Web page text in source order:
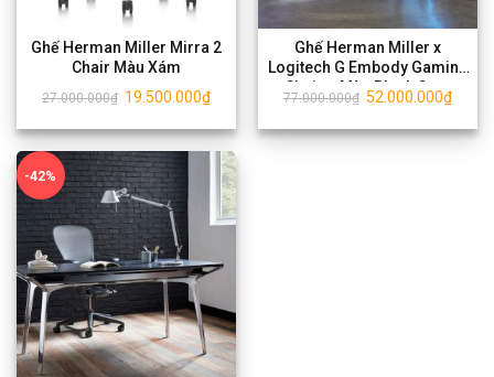
Ghế Herman Miller Mirra 2
Chair Màu Xám
27.000.000₫ 19.500.000₫
Ghế Herman Miller x
Logitech G Embody Gaming
Chair – Màu Black Cyan
77.000.000₫ 52.000.000₫
-42%